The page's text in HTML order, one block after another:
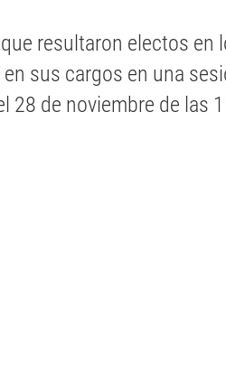
resultaron electos en
sus cargos en una
28 de noviembre de las